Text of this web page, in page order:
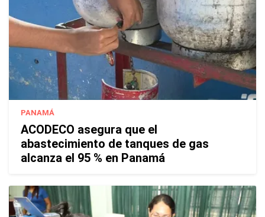
PANAMÁ
ACODECO asegura que el
abastecimiento de tanques de gas
alcanza el 95 % en Panamá